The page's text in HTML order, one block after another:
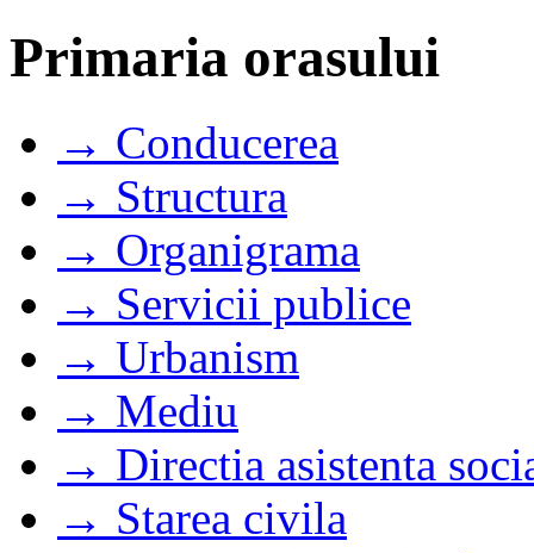
Primaria orasului
→ Conducerea
→ Structura
→ Organigrama
→ Servicii publice
→ Urbanism
→ Mediu
→ Directia asistenta
→ Starea civila